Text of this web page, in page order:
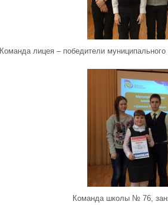
Команда лицея – победители
Команда школы № 76,